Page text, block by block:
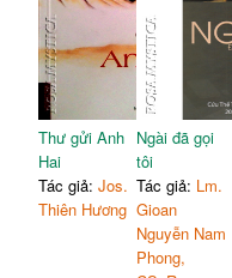
Thư gửi Anh
Hai
Tác giả:Jos.
Thiên Hương
Ngài đã gọi
tôi
Tác giả: Lm.
Gioan
Nguyễn Nam
Phong,